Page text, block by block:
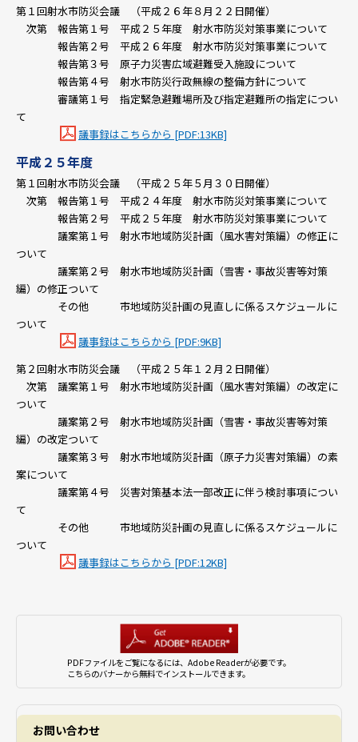
第１回射水市防災会議 （平成２６年８月２２日開催）
次第 報告第１号 平成２５年度 射水市防災対策事業について
報告第２号 平成２６年度 射水市防災対策事業について
報告第３号 原子力災害広域避難受入施設について
報告第４号 射水市防災行政無線の整備方針について
審議第１号 指定緊急避難場所及び指定避難所の指定につい
て
議事録はこちらから [PDF:13KB]
平成２５年度
第１回射水市防災会議 （平成２５年５月３０日開催）
次第 報告第１号 平成２４年度 射水市防災対策事業について
報告第２号 平成２５年度 射水市防災対策事業について
議案第１号 射水市地域防災計画（風水害対策編）の修正に
ついて
議案第２号 射水市地域防災計画（雪害・事故災害等対策
編）の修正ついて
その他 市地域防災計画の見直しに係るスケジュールに
ついて
議事録はこちらから [PDF:9KB]
第２回射水市防災会議 （平成２５年１２月２日開催）
次第 議案第１号 射水市地域防災計画（風水害対策編）の改定に
ついて
議案第２号 射水市地域防災計画（雪害・事故災害等対策
編）の改定ついて
議案第３号 射水市地域防災計画（原子力災害対策編）の素
案について
議案第４号 災害対策基本法一部改正に伴う検討事項につい
て
その他 市地域防災計画の見直しに係るスケジュールに
ついて
議事録はこちらから [PDF:12KB]
PDFファイルをご覧になるには、Adobe Readerが必要です。
こちらのバナーから無料でインストールできます。
お問い合わせ